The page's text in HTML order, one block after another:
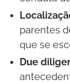
parentes
que se
Due